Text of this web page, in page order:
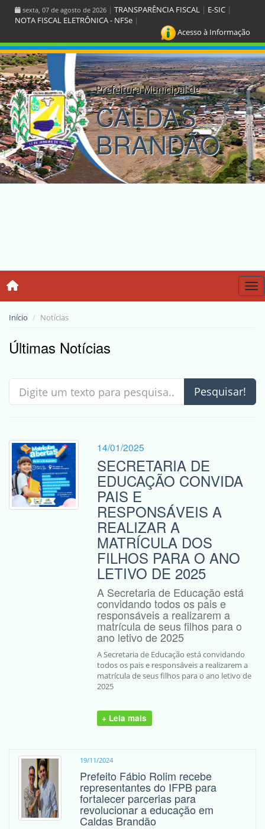
sexta, 07 de agosto de 2026 | TRANSPARÊNCIA FISCAL | E-SIC |
NOTA FISCAL ELETRÔNICA - NFSe |
Acesso à Informação
Prefeitura Municipal de
CALDAS
BRANDÃO
Início Notícias
Últimas Notícias
Pesquisar!
14/01/2025
SECRETARIA DE
EDUCAÇÃO CONVIDA
PAIS E
RESPONSÁVEIS A
REALIZAR A
MATRÍCULA DOS
FILHOS PARA O ANO
LETIVO DE 2025
A Secretaria de Educação está
convidando todos os pais e
responsáveis a realizarem a
matrícula de seus filhos para o
ano letivo de 2025
A Secretaria de Educação está convidando
todos os pais e responsáveis a realizarem a
matrícula de seus filhos para o ano letivo de
2025
+ Leia mais
19/11/2024
Prefeito Fábio Rolim recebe
representantes do IFPB para
fortalecer parcerias para
revolucionar a educação em
Caldas Brandão